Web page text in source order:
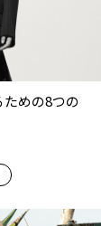
めの8つの